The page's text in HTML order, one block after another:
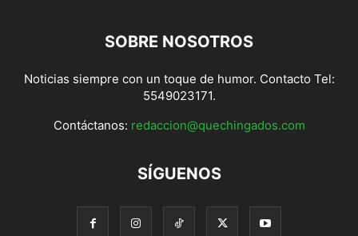
SOBRE NOSOTROS
Noticias siempre con un toque de humor. Contacto Tel:
5549023171.
Contáctanos: redaccion@quechingados.com
SÍGUENOS